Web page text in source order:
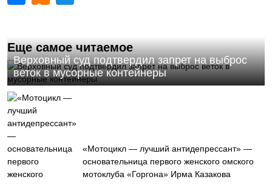
Еще самое читаемое
Верховный суд подтвердил запрет на выброс
веток в мусорные контейнеры
«Мотоцикл — лучший антидепрессант» —
основательница первого женского омского
мотоклуба «Горгона» Ирма Казакова